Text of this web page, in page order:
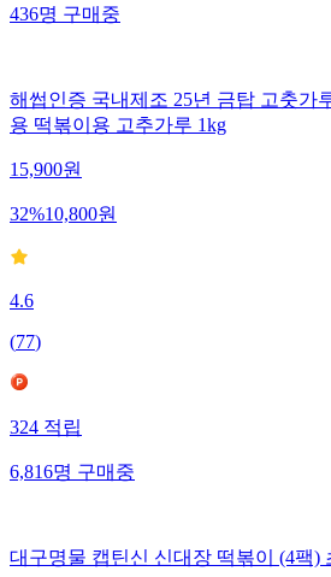
436명구매중
해썹인증 국내제조 25년 금탑 고춧가
용 떡볶이용 고추가루 1kg
15,900원
32%10,800원
4.6
(77)
324적립
6,816명구매중
대구명물 캡틴신 신대장 떡볶이 (4팩)